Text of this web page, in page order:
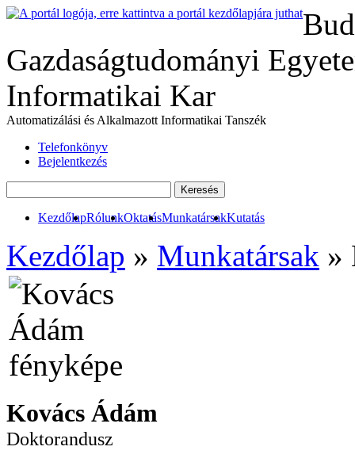
Gazdaságtudományi
Informatikai Kar
Automatizálási és Alkalmazott Informatikai Tanszék
Telefonkönyv
Bejelentkezés
KezdőlapRólunkOktatásMunkatársakKutatás
Kezdőlap » Munkatársak »
Kovács Ádám
Doktorandusz